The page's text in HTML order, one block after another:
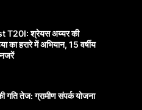
T20I: श्रेयस अय्यर की
का हरारे में अभियान, 15 वर्षीय
नजरें
गति तेज: ग्रामीण संपर्क योजना